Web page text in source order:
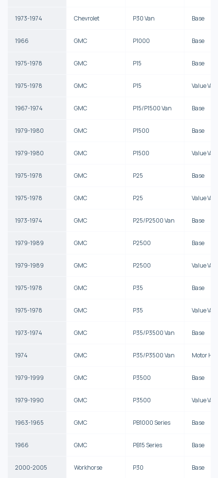
1973-1974 Chevrolet P30 Van Base
1966 GMC P1000 Base
1975-1978 GMC P15 Base
1975-1978 GMC P15 Value Van
1967-1974 GMC P15/P1500 Van Base
1979-1980 GMC P1500 Base
1979-1980 GMC P1500 Value Van
1975-1978 GMC P25 Base
1975-1978 GMC P25 Value Van
1973-1974 GMC P25/P2500 Van Base
1979-1989 GMC P2500 Base
1979-1989 GMC P2500 Value Van
1975-1978 GMC P35 Base
1975-1978 GMC P35 Value Van
1973-1974 GMC P35/P3500 Van Base
1974 GMC P35/P3500 Van Motor
1979-1999 GMC P3500 Base
1979-1990 GMC P3500 Value Van
1963-1965 GMC PB1000 Series Base
1966 GMC PB15 Series Base
2000-2005 Workhorse P30 Base